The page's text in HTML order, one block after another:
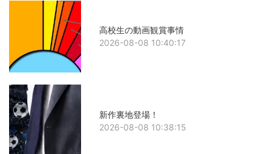
高校生の動画観賞事情
2026-08-08 10:40:17
新作裏地登場！
2026-08-08 10:38:15